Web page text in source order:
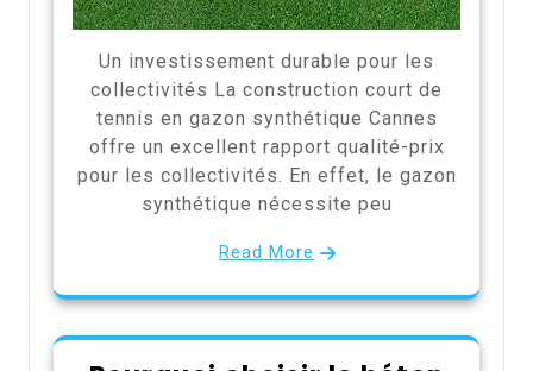
Un investissement durable pour les
collectivités La construction court de
tennis en gazon synthétique Cannes
offre un excellent rapport qualité-prix
pour les collectivités. En effet, le gazon
synthétique nécessite peu
Read More